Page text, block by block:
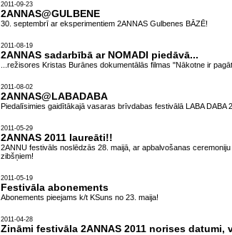
2011-09-23
2ANNAS@GULBENE
30. septembrī ar eksperimentiem 2ANNAS Gulbenes BĀZĒ!
2011-08-19
2ANNAS sadarbībā ar NOMADI piedāvā...
...režisores Kristas Burānes dokumentālās filmas "Nākotne ir
2011-08-02
2ANNAS@LABADABA
Piedalīsimies gaidītākajā vasaras brīvdabas festivālā LABA DABA
2011-05-29
2ANNAS 2011 laureāti!!
2ANNU festivāls noslēdzās 28. maijā, ar apbalvošanas
zibšņiem!
2011-05-19
Festivāla abonements
Abonements pieejams k/t KSuns no 23. maija!
2011-04-28
Zināmi festivāla 2ANNAS 2011 norises datumi,